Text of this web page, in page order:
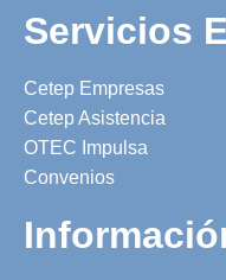
Servicios
Cetep Empresas
Cetep Asistencia
OTEC Impulsa
Convenios